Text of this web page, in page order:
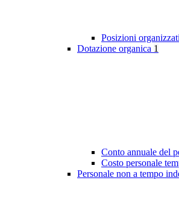
Posizioni
Dotazione organica 1
Conto annuale del
Costo personale
Personale non a tempo